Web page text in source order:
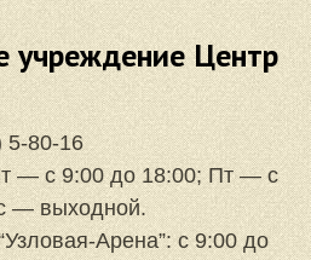
учреждение Центр
5-80-16
— с 9:00 до 18:00; Пт — с
— выходной.
Арена”: с 9:00 до